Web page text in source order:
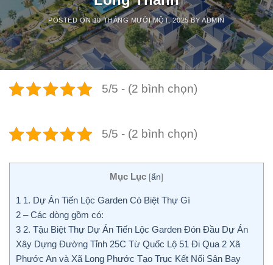
POSTED ON10 THÁNG MƯỜI MỘT, 2025BY ADMIN
5/5 - (2 bình chọn)
5/5 - (2 bình chọn)
Mục Lục [ẩn]
1 1. Dự Án Tiến Lộc Garden Có Biệt Thự Gì
2 – Các dòng gồm có:
3 2. Tậu Biệt Thự Dự Án Tiến Lộc Garden Đón Đầu Dự Án
Xây Dựng Đường Tỉnh 25C Từ Quốc Lộ 51 Đi Qua 2 Xã
Phước An và Xã Long Phước Tạo Trục Kết Nối Sân Bay